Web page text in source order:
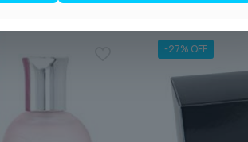
-27% OFF